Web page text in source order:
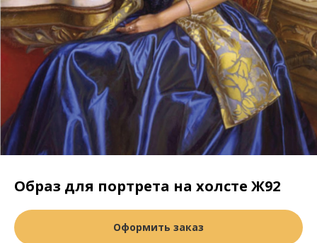
Образ для портрета на холсте Ж92
Оформить заказ